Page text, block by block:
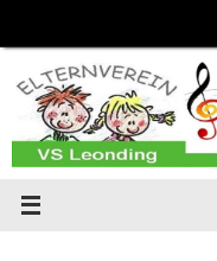
springen